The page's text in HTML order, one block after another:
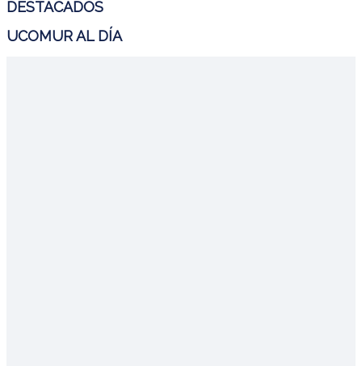
DESTACADOS
UCOMUR AL DÍA